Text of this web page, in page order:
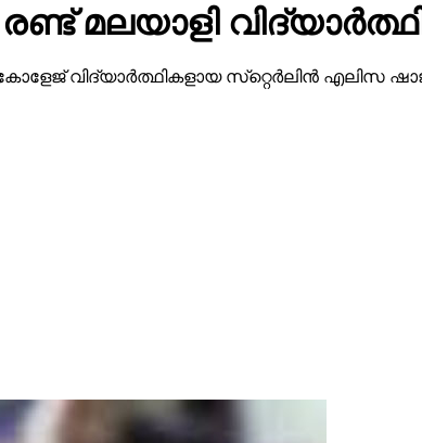
മലയാളി
വിദ്യാര്‍ത്ഥികളായ സ്‌റ്റെര്‍ലിന്‍ എലിസ